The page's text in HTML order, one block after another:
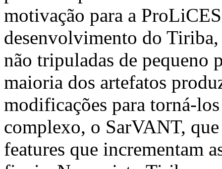
motivação para a
desenvolvimento do
não tripuladas de pequeno
maioria dos artefatos
modificações para torná-
complexo, o SarVANT,
features que incrementam